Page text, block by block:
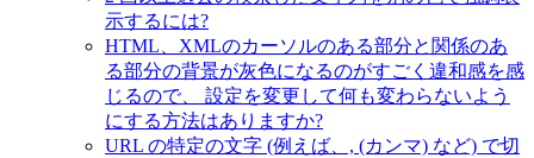
示するには?
HTML、XMLのカーソルのある部分と関係のあ
る部分の背景が灰色になるのがすごく違和感を感
じるので、 設定を変更して何も変わらないよう
にする方法はありますか?
URL の特定の文字 (例えば、, (カンマ) など) で切